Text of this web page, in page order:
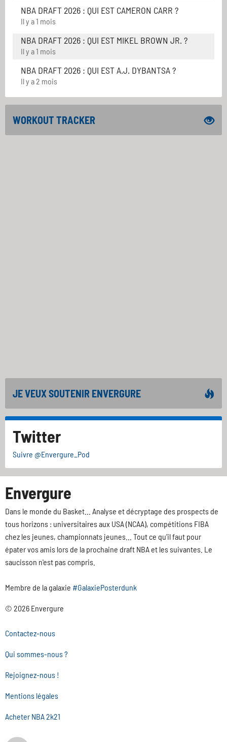
NBA DRAFT 2026 : QUI EST CAMERON CARR ?
Il y a 1 mois
NBA DRAFT 2026 : QUI EST MIKEL BROWN JR. ?
Il y a 1 mois
NBA DRAFT 2026 : QUI EST A.J. DYBANTSA ?
Il y a 2 mois
WORKOUT TRACKER
JE VEUX SOUTENIR ENVERGURE
Twitter
Suivre @Envergure_Pod
Envergure
Dans le monde du Basket... Analyse et décryptage des prospects de
tous horizons : universitaires aux USA (NCAA), compétitions FIBA
chez les jeunes, championnats jeunes... Tout ce qu'il faut pour
épater vos amis lors de la prochaine draft NBA et les suivantes. Le
saucisson n'est pas compris.
Membre de la galaxie #GalaxiePosterdunk
© 2026 Envergure
Contactez-nous
Qui sommes-nous ?
Rejoignez-nous !
Mentions légales
Acheter NBA 2k21